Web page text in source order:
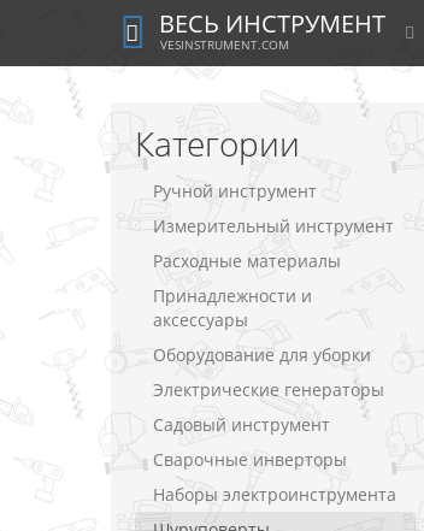
ВЕСЬ ИНСТРУМЕНТ
VESINSTRUMENT.COM
Категории
Ручной инструмент
Измерительный инструмент
Расходные материалы
Принадлежности и
аксессуары
Оборудование для уборки
Электрические генераторы
Садовый инструмент
Сварочные инверторы
Наборы электроинструмента